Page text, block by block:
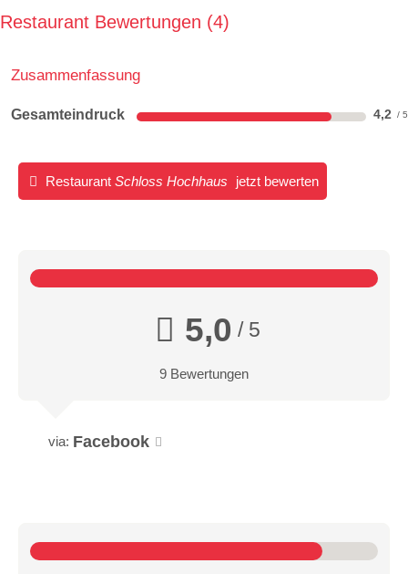
Restaurant Bewertungen 4
Zusammenfassung
Gesamteindruck 4,2
Restaurant Schloss Hochhaus jetzt bewerten
5,0 / 5
9 Bewertungen
via: Facebook